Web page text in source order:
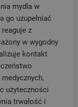
mydła w
go uzupełniać
z
w wygodny
kontakt
użyteczności
trwałość i